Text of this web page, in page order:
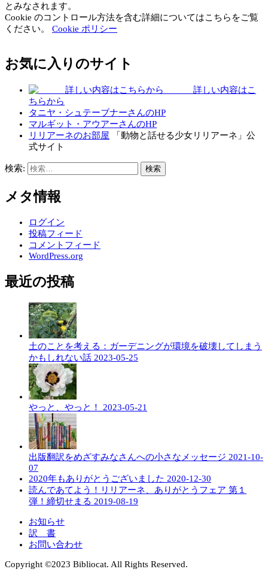
とみなされます。
Cookie のコントロール方法を含む詳細についてはこちらをご覧
ください。 Cookie ポリシー
お気に入りのサイト
詳しい内容はこ
ちらから
タニヤ・シュテーブナーさんのHP
マルギット・アウアーさんのHP
リリアーネのお部屋 「動物と話せる少女リリアーネ」公
式サイト
検索:
メタ情報
ログイン
投稿フィード
コメントフィード
WordPress.org
最近の投稿
土のことを考える：ガーデニングが環境を破壊してしまう
かもしれない話 2023-05-25
やっと、やっと！ 2023-05-21
出版翻訳をめざすみなさんへの小さなメッセージ 2021-10-
07
2020年もありがとうございました 2020-12-30
読んであてよう！リリアーネ、ありがとうフェア 第１
弾！締切せまる 2019-08-19
お知らせ
訳 書
お問い合わせ
Copyright ©︎2023 Bibliocat. All Rights Reserved.